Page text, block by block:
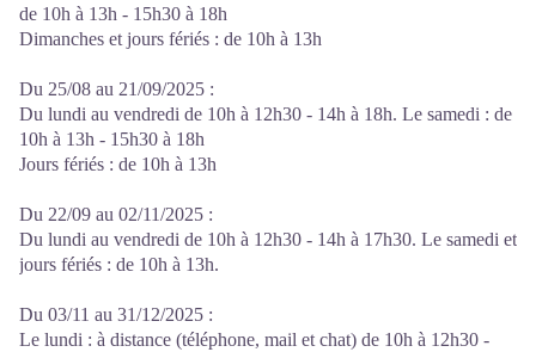
de 10h à 13h - 15h30 à 18h
Dimanches et jours fériés : de 10h à 13h
Du 25/08 au 21/09/2025 :
Du lundi au vendredi de 10h à 12h30 - 14h à 18h. Le samedi : de
10h à 13h - 15h30 à 18h
Jours fériés : de 10h à 13h
Du 22/09 au 02/11/2025 :
Du lundi au vendredi de 10h à 12h30 - 14h à 17h30. Le samedi et
jours fériés : de 10h à 13h.
Du 03/11 au 31/12/2025 :
Le lundi : à distance (téléphone, mail et chat) de 10h à 12h30 -